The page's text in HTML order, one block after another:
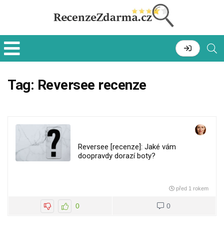
Tag: Reversee recenze
Reversee [recenze]: Jaké vám
doopravdy dorazí boty?
před 1 rokem
0 0